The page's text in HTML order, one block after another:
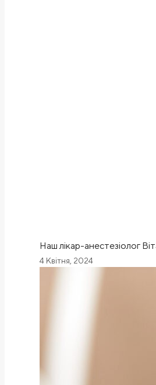
Наш лікар-анестезіолог
4 Квітня, 2024